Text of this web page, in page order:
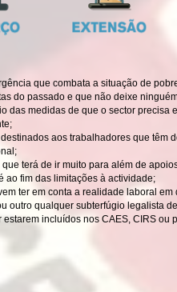
que combata a situação de
do passado e que não deixe
das medidas de que o sector precisa
aos trabalhadores que têm
terá de ir muito para além de
ao fim das limitações à actividade;
ter em conta a realidade laboral em
outro qualquer subterfúgio legalista
incluídos nos CAES, CIRS ou